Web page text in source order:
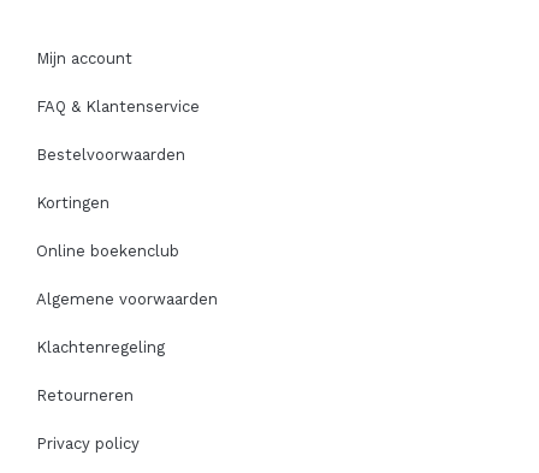
Mijn account
FAQ & Klantenservice
Bestelvoorwaarden
Kortingen
Online boekenclub
Algemene voorwaarden
Klachtenregeling
Retourneren
Privacy policy